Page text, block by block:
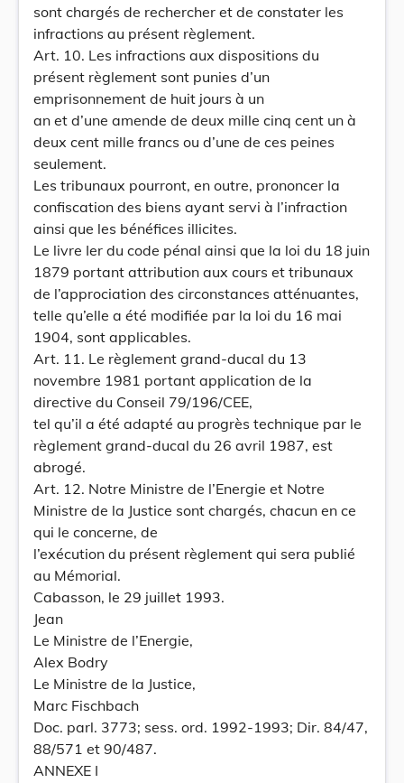
sont chargés de rechercher et de constater les
infractions au présent règlement.
Art. 10. Les infractions aux dispositions du
présent règlement sont punies d’un
emprisonnement de huit jours à un
an et d’une amende de deux mille cinq cent un à
deux cent mille francs ou d’une de ces peines
seulement.
Les tribunaux pourront, en outre, prononcer la
confiscation des biens ayant servi à l’infraction
ainsi que les bénéfices illicites.
Le livre Ier du code pénal ainsi que la loi du 18 juin
1879 portant attribution aux cours et tribunaux
de l’approciation des circonstances atténuantes,
telle qu’elle a été modifiée par la loi du 16 mai
1904, sont applicables.
Art. 11. Le règlement grand-ducal du 13
novembre 1981 portant application de la
directive du Conseil 79/196/CEE,
tel qu’il a été adapté au progrès technique par le
règlement grand-ducal du 26 avril 1987, est
abrogé.
Art. 12. Notre Ministre de l’Energie et Notre
Ministre de la Justice sont chargés, chacun en ce
qui le concerne, de
l’exécution du présent règlement qui sera publié
au Mémorial.
Cabasson, le 29 juillet 1993.
Jean
Le Ministre de l’Energie,
Alex Bodry
Le Ministre de la Justice,
Marc Fischbach
Doc. parl. 3773; sess. ord. 1992-1993; Dir. 84/47,
88/571 et 90/487.
ANNEXE I